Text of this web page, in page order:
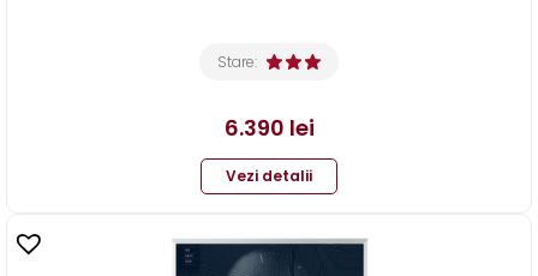
Stare:
6.390 lei
Vezi detalii